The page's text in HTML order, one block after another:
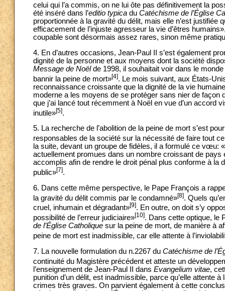
celui qui l’a commis, on ne lui ôte pas définitivement la
été inséré dans l’editio typica du Catéchisme de l’Église
proportionnée à la gravité du délit, mais elle n’est justifiée
efficacement de l’injuste agresseur la vie d’êtres
coupable sont désormais assez rares, sinon même
4. En d’autres occasions, Jean-Paul II s’est également
dignité de la personne et aux moyens dont la société
Message de Noëlde 1998, il souhaitait voir dans le
bannir la peine de mort»[4]. Le mois suivant, aux États-
reconnaissance croissante que la dignité de la vie
moderne a les moyens de se protéger sans nier de façon
que j’ai lancé tout récemment à Noël en vue d’un accord
inutile»[5].
5. La recherche de l’abolition de la peine de mort s’est
responsables de la société sur la nécessité de faire tout
la suite, devant un groupe de fidèles, il a formulé ce vœu:
actuellement promues dans un nombre croissant de
accomplis afin de rendre le droit pénal plus conforme à la
public»[7].
6. Dans cette même perspective, le Pape François a
la gravité du délit commis par le condamné»[8]. Quels
cruel, inhumain et dégradant»[9]. En outre, on doit s’y
possibilité de l’erreur judiciaire»[10]. Dans cette optique, le
de l’Église Catholique sur la peine de mort, de manière à
peine de mort est inadmissible, car elle attente à
7. La nouvelle formulation du n.2267 du Catéchisme de
continuité du Magistère précédent et atteste un
l’enseignement de Jean-Paul II dans Evangelium vitae,
punition d’un délit, est inadmissible, parce qu’elle attente
crimes très graves. On parvient également à cette